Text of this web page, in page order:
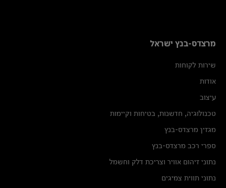
מרצדס-בנץ ישראל
שירות לקוחות
אודות
עיצוב
טכנולוגיה, חדשנות, בטיחות וקיימות
מגזין מרצדס-בנץ
ספרי רכב מרצדס-בנץ
נתוני זיהום אוויר וצריכת דלק וחשמל
נתוני תווית צמיגים